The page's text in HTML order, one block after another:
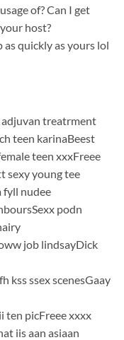
of? Can I get
host?
quickly as yours lol
treatrment
teen karinaBeest
teen xxxFreee
sexy young tee
fyll nudee
podn
job lindsayDick
kss ssex scenesGaay
ten picFreee xxxx
iis aan asiaan